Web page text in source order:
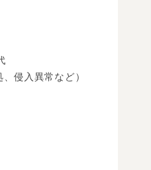
侵入異常など）